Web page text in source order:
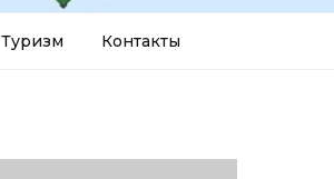
Туризм Контакты